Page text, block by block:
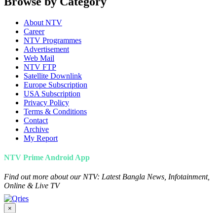
About NTV
Career
NTV Programmes
Advertisement
Web Mail
NTV FTP
Satellite Downlink
Europe Subscription
USA Subscription
Privacy Policy
Terms & Conditions
Contact
Archive
My Report
NTV Prime Android App
Find out more about our NTV: Latest Bangla News, Infotainment,
Online & Live TV
×